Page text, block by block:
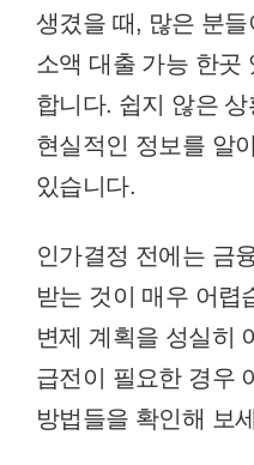
생겼을 때, 많은 분들
소액 대출 가능 한곳
합니다. 쉽지 않은 상
현실적인 정보를 알
있습니다.
인가결정 전에는 금
받는 것이 매우 어렵
변제 계획을 성실히
급전이 필요한 경우
방법들을 확인해 보